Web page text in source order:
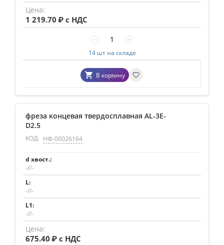
1 219.70 ₽ с НДС
+
−
14 шт на складе
В корзину
фреза концевая твердосплавная AL-3E-
D2.5
КОД: НФ-00026164
-//-
-//-
-//-
675.40 ₽ с НДС